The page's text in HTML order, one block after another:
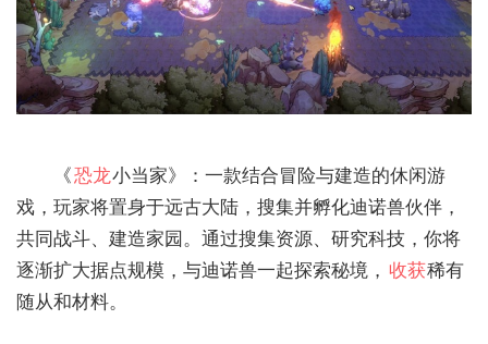
‌《恐龙小当家》‌：一款结合冒险与建造的休闲游
戏，玩家将置身于远古大陆，搜集并孵化迪诺兽伙伴，
共同战斗、建造家园。通过搜集资源、研究科技，你将
逐渐扩大据点规模，与迪诺兽一起探索秘境， 收获稀有
随从和材料。